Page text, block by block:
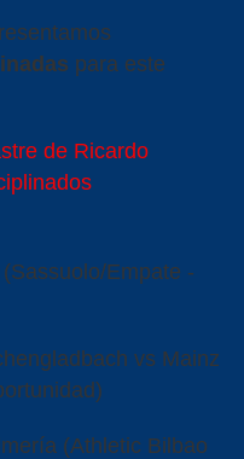
para este
de Ricardo
Empate -
vs Mainz
(Athletic Bilbao